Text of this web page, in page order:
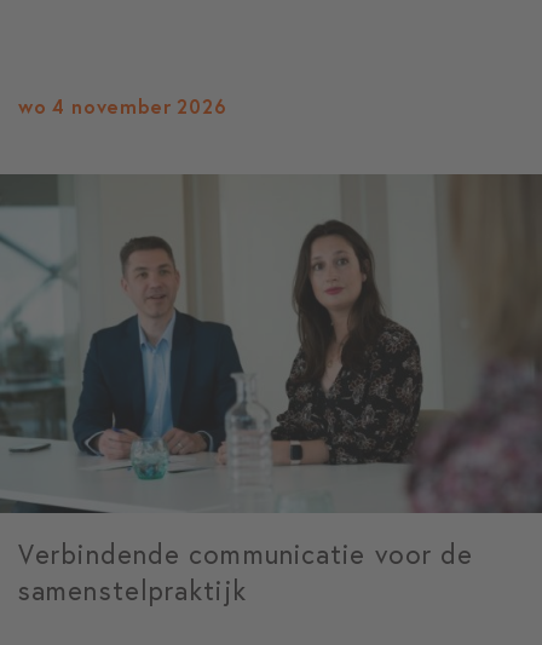
wo 4 november 2026
Verbindende communicatie voor de
samenstelpraktijk